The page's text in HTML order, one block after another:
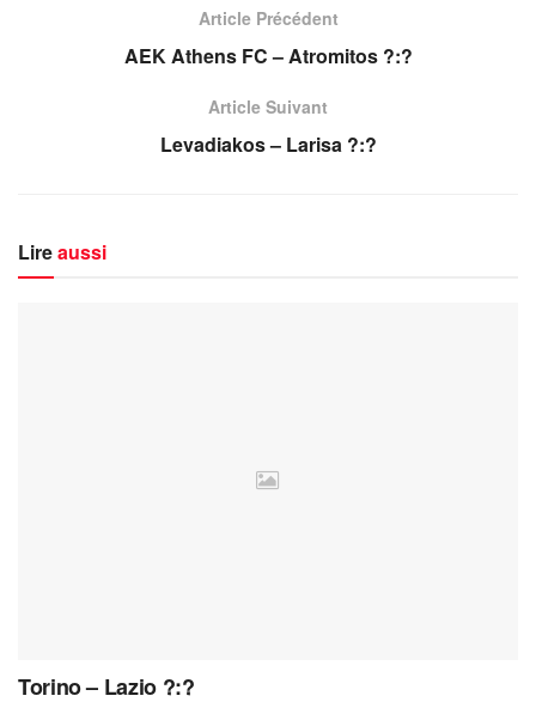
Article Précédent
AEK Athens FC – Atromitos ?:?
Article Suivant
Levadiakos – Larisa ?:?
Lireaussi
Torino – Lazio ?:?